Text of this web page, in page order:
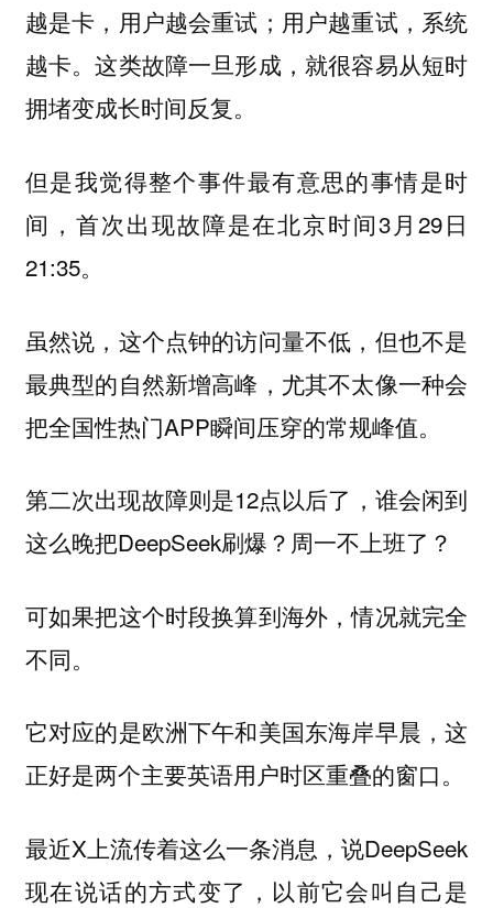
越是卡，用户越会重试；用户越重试，系统
越卡。这类故障一旦形成，就很容易从短时
拥堵变成长时间反复。
但是我觉得整个事件最有意思的事情是时
间，首次出现故障是在北京时间3月29日
21:35。
虽然说，这个点钟的访问量不低，但也不是
最典型的自然新增高峰，尤其不太像一种会
把全国性热门APP瞬间压穿的常规峰值。
第二次出现故障则是12点以后了，谁会闲到
这么晚把DeepSeek刷爆？周一不上班了？
可如果把这个时段换算到海外，情况就完全
不同。
它对应的是欧洲下午和美国东海岸早晨，这
正好是两个主要英语用户时区重叠的窗口。
最近X上流传着这么一条消息，说DeepSeek
现在说话的方式变了，以前它会叫自己是